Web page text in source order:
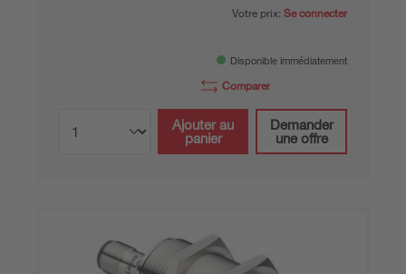
Votre prix: Se connecter
Disponible immédiatement
Comparer
Ajouter au
panier
Demander
une offre